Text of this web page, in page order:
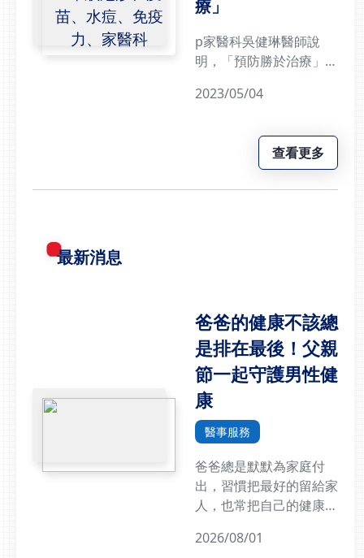
日益增加下，醫療如何從
疾病治療轉向健康促進與
預防。光田綜合醫院於5
月23日上午舉辦「健康
台灣深耕計畫系列－
研討會」，邀請臺灣生活
型態醫學會理事長暨奇美
醫院林宏榮院長、奇美醫
院預防醫學科蔡孟修主
定義健康照護新解方。為
了響應賴清德總統「健康
臺灣」的政策藍圖，及推
行「三高防治888計畫」
（目標為將8成三高病患
加入照護網、8成接受生
活習慣諮詢，8成疾病改
善），本次生活型態醫學
研討會以「全人健康」為
核心，導入生活型態醫學
睡眠、壓力管理、社會連
療」
p家醫科吳健琳醫師說
明，「預防勝於治療」是
則。原以為帶狀疱疹較常
季節轉換，氣溫忽冷忽熱
時，都是帶狀疱疹病毒活
議施打帶狀疱疹疫苗以預
防帶狀疱疹病毒所帶來的
威脅。54歲周先生因右
側腰痠麻癢痛多日，且因
患部在腰側，穿衣穿褲容
易磨擦到更是痛得不得
了，不敢抓也不敢擦藥十
醫，經吳健琳醫師詢問病
史及檢查，起初周先生右
側腰部產生疼痛的現象，
隔幾天開始有麻木感，接
著右側腰部周圍長出紅
2023/05/04
查看更多
最新消息
爸爸的健康不該總
是排在最後！父親
節一起守護男性健
康
醫事服務
爸爸總是默默為家庭付
出，習慣把最好的留給家
人，也常把自己的健康放
痛、健檢出現紅字、體力
2026/08/01